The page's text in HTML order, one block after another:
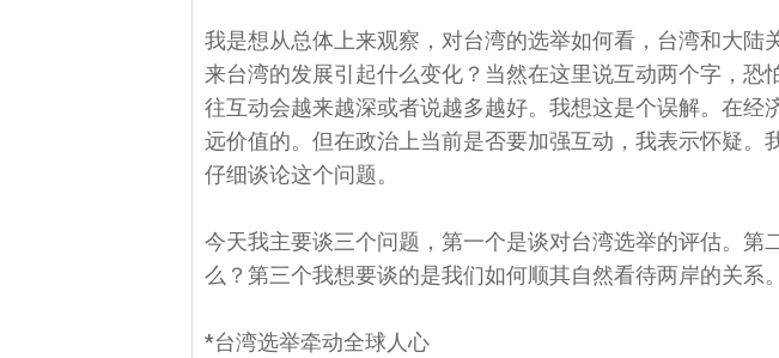
我是想从总体上来观察，对台湾的选举如何看，台湾和大陆
来台湾的发展引起什么变化？当然在这里说互动两个字，恐
往互动会越来越深或者说越多越好。我想这是个误解。在经
远价值的。但在政治上当前是否要加强互动，我表示怀疑。
仔细谈论这个问题。
今天我主要谈三个问题，第一个是谈对台湾选举的评估。第
么？第三个我想要谈的是我们如何顺其自然看待两岸的关系。
*台湾选举牵动全球人心